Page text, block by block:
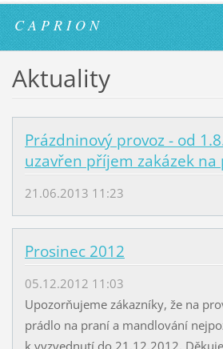
C A P R I O N
Aktuality
Prázdninový provoz - od
uzavřen příjem zakázek na
21.06.2013 11:23
Prosinec 2012
05.12.2012 11:03
Upozorňujeme zákazníky, že na
prádlo na praní a mandlování